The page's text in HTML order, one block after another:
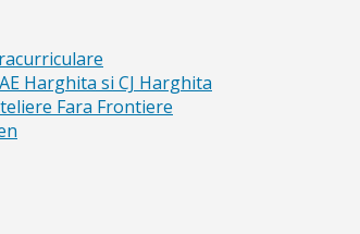
Harghita si CJ Harghita
Fara Frontiere